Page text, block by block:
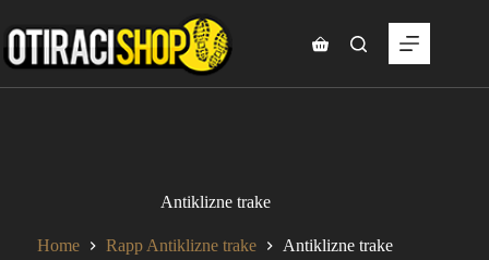
to
content
Shopping
Antiklizne trake
Home Rapp Antiklizne trake Antiklizne trake